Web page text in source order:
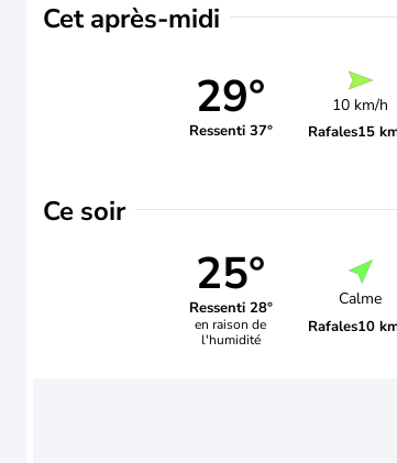
Cet après-midi
29°
Ressenti 37°
10 km/h
Rafales15
Ce soir
25°
Ressenti 28°
en raison de
l'humidité
Calme
Rafales10